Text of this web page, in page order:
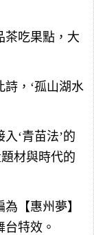
茶吃果點，大
，‘孤山湖水
‘青苗法’的
材與時代的
【惠州夢】
特效。